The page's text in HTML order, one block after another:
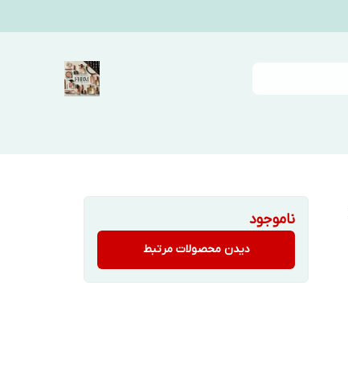
ناموجود
دیدن محصولات مرتبط